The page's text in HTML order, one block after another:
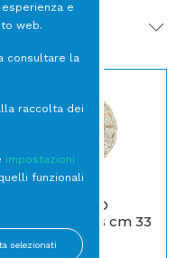
SOTTOPIATTO
Golden Leaves cm 33
(10 per cassa)
e
web.
consultare la
raccolta dei
impostazioni
funzionali
selezionati